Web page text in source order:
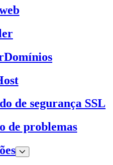
de segurança SSL
de problemas